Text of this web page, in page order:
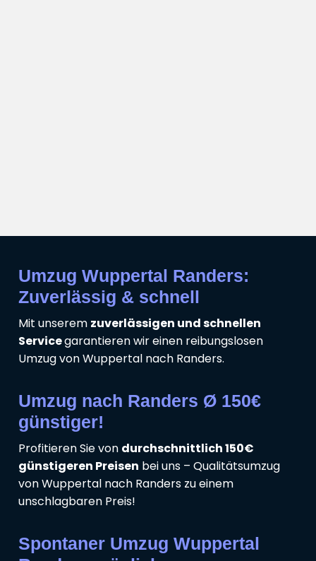
Umzug Wuppertal Randers:
Zuverlässig & schnell
Mit unserem zuverlässigen und schnellen
Servicegarantieren wir einen reibungslosen
Umzug von Wuppertal nach Randers.
Umzug nach Randers Ø 150€
günstiger!
Profitieren Sie von durchschnittlich 150€
günstigeren Preisen bei uns – Qualitätsumzug
von Wuppertal nach Randers zu einem
unschlagbaren Preis!
Spontaner Umzug Wuppertal